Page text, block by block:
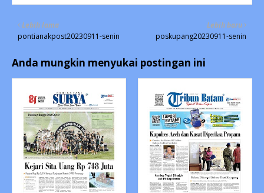
Lebih baru
poskupang20230911-senin
Lebih lama
pontianakpost20230911-senin
Anda mungkin menyukai postingan ini